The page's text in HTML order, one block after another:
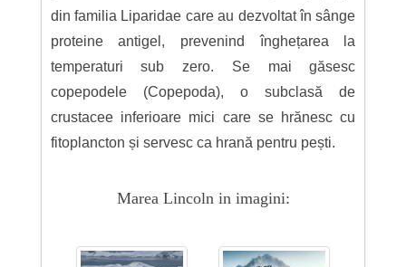
din familia Liparidae care au dezvoltat în sânge
proteine antigel, prevenind înghețarea la
temperaturi sub zero. Se mai găsesc
copepodele (Copepoda), o subclasă de
crustacee inferioare mici care se hrănesc cu
fitoplancton și servesc ca hrană pentru pești.
Marea Lincoln in imagini: